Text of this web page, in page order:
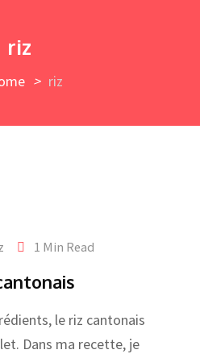
riz
> riz
1 Min Read
le riz cantonais
Dans ma recette, je